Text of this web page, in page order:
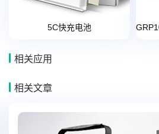
5C快充电池
相关应用
相关文章